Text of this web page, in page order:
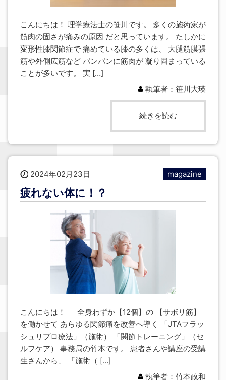
こんにちは！ 理学療法士の笹川です。 多くの施術家が
筋肉の固さが痛みの原因 だと思っています。 たしかに
変形性膝関節症で 痛めている膝の多くは、 大腿筋膜張
筋や外側広筋など パンパンに筋肉が 凝り固まっている
ことが多いです。 実 […]
執筆者：笹川大瑛
続きを読む
2024年02月23日 magazine
疲れない体に！？
こんにちは！ 全身わずか【12個】の 【サボリ筋】
を働かせて あらゆる関節痛を改善へ導く 「JTAフラッ
シュリプロ療法」（施術） 「関節トレーニング」（セ
ルフケア） 事務局の竹本です。 患者さんや講座の受講
生さんから、 「施術（ […]
執筆者：竹本政和